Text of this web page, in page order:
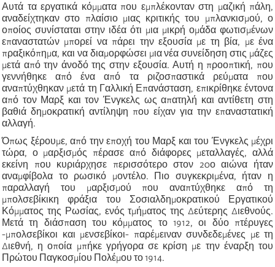
Αυτά τα εργατικά κόμματα που εμπλέκονταν στη μαζική πάλη,
αναδείχτηκαν στο πλαίσιο μιας κριτικής του μπλανκισμού, ο
οποίος συνίσταται στην ιδέα ότι μια μικρή ομάδα φωτισμένων
επαναστατών μπορεί να πάρει την εξουσία με τη βία, με ένα
πραξικόπημα, και να διαμορφώσει μια νέα συνείδηση στις μάζες
μετά από την άνοδό της στην εξουσία. Αυτή η προοπτική, που
γεννήθηκε από ένα από τα ριζοσπαστικά ρεύματα που
αναπτύχθηκαν μετά τη Γαλλική Επανάσταση, επικρίθηκε έντονα
από τον Μαρξ και τον Ένγκελς ως απατηλή και αντίθετη στη
βαθιά δημοκρατική αντίληψη που είχαν για την επαναστατική
αλλαγή.
Όπως ξέρουμε, από την εποχή του Μαρξ και του Ένγκελς μέχρι
τώρα, ο μαρξισμός πέρασε από διάφορες μεταλλαγές, αλλά
εκείνη που κυριάρχησε περισσότερο στον 20ο αιώνα ήταν
αναμφίβολα το ρωσικό μοντέλο. Πιο συγκεκριμένα, ήταν η
παραλλαγή του μαρξισμού που αναπτύχθηκε από τη
μπολσεβίκικη φράξια του Σοσιαλδημοκρατικού Εργατικού
Κόμματος της Ρωσίας, ενός τμήματος της Δεύτερης Διεθνούς.
Μετά τη διάσπαση του κόμματος το 1912, οι δύο πτέρυγες
-μπολσεβίκοι και μενσεβίκοι- παρέμειναν συνδεδεμένες με τη
Διεθνή, η οποία μπήκε γρήγορα σε κρίση με την έναρξη του
Πρώτου Παγκοσμίου Πολέμου το 1914.